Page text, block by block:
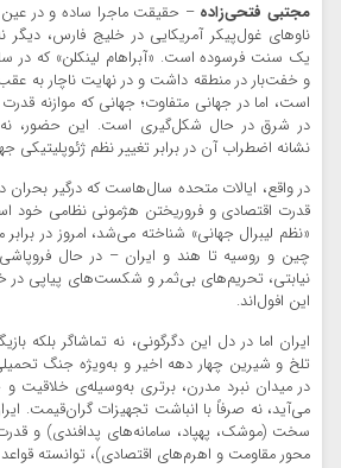
مجتبی فتحی‌زاده – حقیقت ماجرا ساده و در
ناوهای غول‌پیکر آمریکایی در خلیج فارس، دیگر
و خفت‌بار در منطقه داشت و در نهایت ناچار به
است، اما در جهانی متفاوت؛ جهانی که موازنه
در شرق در حال شکل‌گیری است. این حضور، نه
نشانه اضطراب آن در برابر تغییر نظم ژئوپلیتیکی
در واقع، ایالات متحده سال‌هاست که درگیر
قدرت اقتصادی و فروریختن هژمونی نظامی خود
«نظم لیبرال جهانی» شناخته می‌شد، امروز در
چین و روسیه تا هند و ایران – در حال
نیابتی، تحریم‌های بی‌ثمر و شکست‌های پیاپی در
این افول‌اند.
ایران اما در دل این دگرگونی، نه تماشاگر بلکه
تلخ و شیرین چهار دهه اخیر و به‌ویژه جنگ
در میدان نبرد مدرن، برتری به‌وسیله‌ی خلاقیت
می‌آید، نه صرفاً با انباشت تجهیزات گران‌قیمت.
سخت (موشک، پهپاد، سامانه‌های پدافندی) و
محور مقاومت و اهرم‌های اقتصادی)، توانسته قواعد